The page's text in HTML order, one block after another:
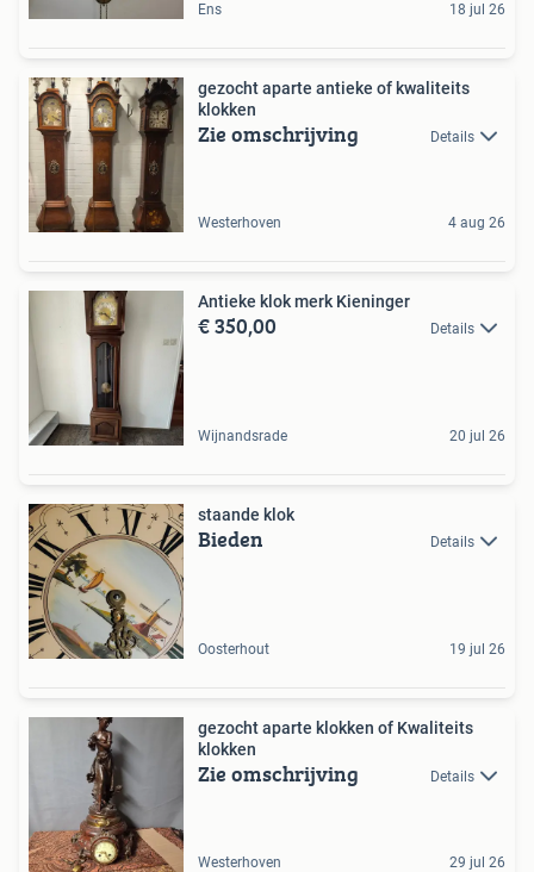
Ens 18 jul 26
gezocht aparte antieke of kwaliteits
klokken
Zie omschrijving Details
Westerhoven 4 aug 26
Antieke klok merk Kieninger
€ 350,00 Details
Wijnandsrade 20 jul 26
staande klok
Bieden Details
Oosterhout 19 jul 26
gezocht aparte klokken of Kwaliteits
klokken
Zie omschrijving Details
Westerhoven 29 jul 26